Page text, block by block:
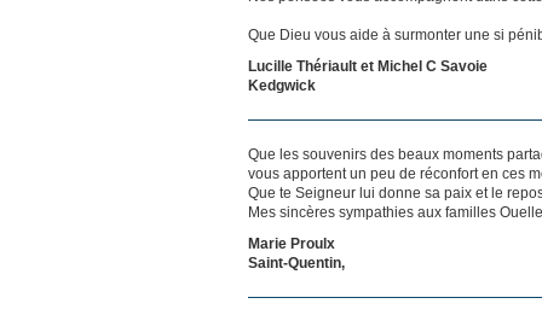
Que Dieu vous aide à surmonter une si
Lucille Thériault et Michel C Savoie
Kedgwick
Que les souvenirs des beaux moments
vous apportent un peu de réconfort en ces
Que te Seigneur lui donne sa paix et le
Mes sincères sympathies aux familles
Marie Proulx
Saint-Quentin,